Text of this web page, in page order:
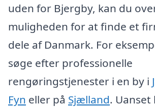
uden for Bjergby, kan du
muligheden for at finde et
dele af Danmark. For
søge efter professionelle
rengøringstjenester i en by i
Fyn eller på Sjælland. Uanset